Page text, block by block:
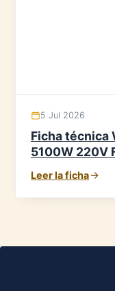
5 Jul 2026
Ficha técnica
5100W 220V
Leer la ficha